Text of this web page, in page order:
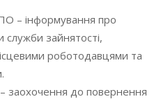
– інформування про
служби зайнятості,
роботодавцями та
заохочення до повернення